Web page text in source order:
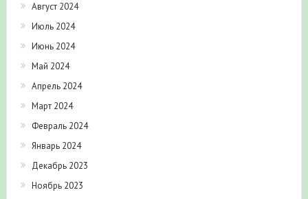
Август 2024
Июль 2024
Июнь 2024
Май 2024
Апрель 2024
Март 2024
Февраль 2024
Январь 2024
Декабрь 2023
Ноябрь 2023